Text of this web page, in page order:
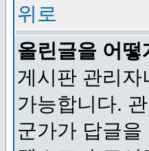
위로
올린글을 어
게시판 관리
가능합니다.
군가가 답글